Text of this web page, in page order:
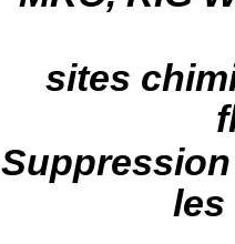
sites
les